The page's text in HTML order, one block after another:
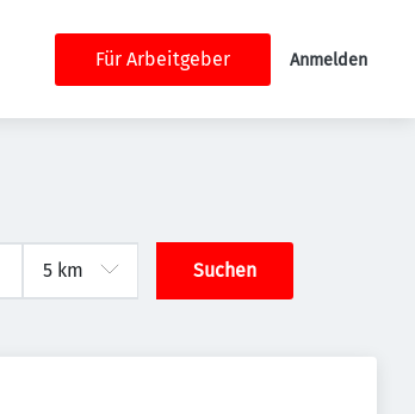
Für Arbeitgeber Anmelden
Suchen